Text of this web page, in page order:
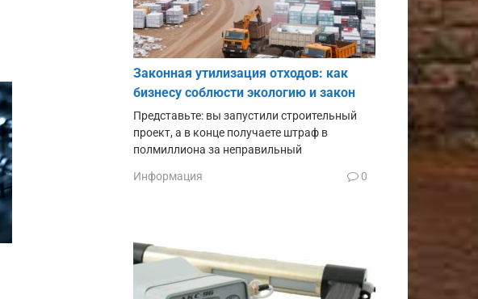
Законная утилизация отходов: как
бизнесу соблюсти экологию и закон
Представьте: вы запустили строительный
проект, а в конце получаете штраф в
полмиллиона за неправильный
Информация 0